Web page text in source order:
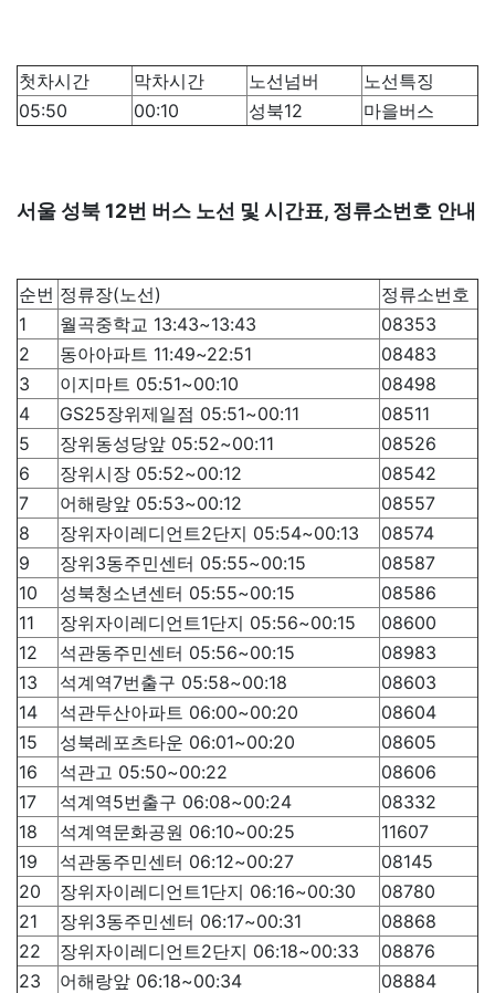
첫차시간 막차시간 노선넘버
노선특징
05:50
00:10 성북12 마을버스
서울 성북 12번 버스 노선 및 시간표, 정류소번호 안내
순번 정류장(노선)
정류소번호
1
월곡중학교 13:43~13:43
08353
2
동아아파트 11:49~22:51
08483
3
이지마트 05:51~00:10
08498
4
GS25장위제일점 05:51~00:11
08511
5
장위동성당앞 05:52~00:11
08526
6
장위시장 05:52~00:12
08542
7
어해랑앞 05:53~00:12
08557
8
장위자이레디언트2단지 05:54~00:13
08574
9
장위3동주민센터 05:55~00:15
08587
10
성북청소년센터 05:55~00:15
08586
11
장위자이레디언트1단지 05:56~00:15
08600
12
석관동주민센터 05:56~00:15
08983
13
석계역7번출구 05:58~00:18
08603
14
석관두산아파트 06:00~00:20
08604
15
성북레포츠타운 06:01~00:20
08605
16
석관고 05:50~00:22
08606
17
석계역5번출구 06:08~00:24
08332
18
석계역문화공원 06:10~00:25
11607
19
석관동주민센터 06:12~00:27
08145
20
장위자이레디언트1단지 06:16~00:30
08780
21
장위3동주민센터 06:17~00:31
08868
22
장위자이레디언트2단지 06:18~00:33
08876
23
어해랑앞 06:18~00:34
08884